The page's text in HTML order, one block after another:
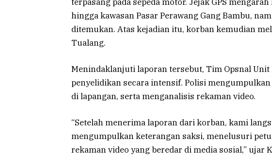
hingga kawasan Pasar Perawang Gang Bambu,
ditemukan. Atas kejadian itu, korban kemudian
Tualang.
Menindaklanjuti laporan tersebut, Tim Opsnal
penyelidikan secara intensif. Polisi
di lapangan, serta menganalisis rekaman video.
“Setelah menerima laporan dari korban, kami
mengumpulkan keterangan saksi, menelusuri
rekaman video yang beredar di media sosial,” ujar